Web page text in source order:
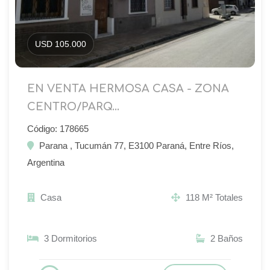
USD 105.000
EN VENTA HERMOSA CASA - ZONA
CENTRO/PARQ...
Código: 178665
Parana , Tucumán 77, E3100 Paraná, Entre Ríos,
Argentina
Casa 118 M² Totales
3 Dormitorios 2 Baños